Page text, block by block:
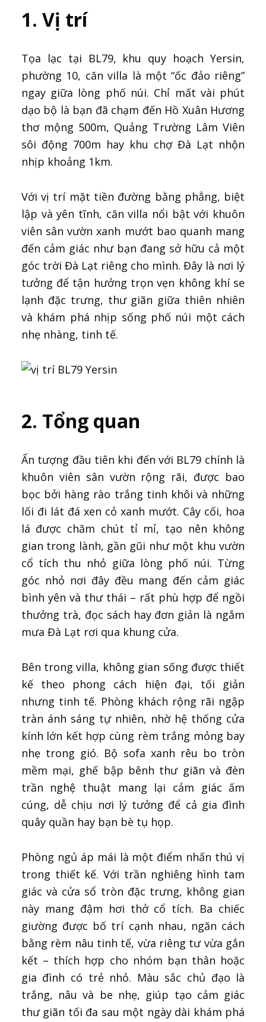
1. Vị trí
Tọa lạc tại BL79, khu quy hoạch Yersin,
phường 10, căn villa là một “ốc đảo riêng”
ngay giữa lòng phố núi. Chỉ mất vài phút
dạo bộ là bạn đã chạm đến Hồ Xuân Hương
thơ mộng 500m, Quảng Trường Lâm Viên
sôi động 700m hay khu chợ Đà Lạt nhộn
nhịp khoảng 1km.
Với vị trí mặt tiền đường bằng phẳng, biệt
lập và yên tĩnh, căn villa nổi bật với khuôn
viên sân vườn xanh mướt bao quanh mang
đến cảm giác như bạn đang sở hữu cả một
góc trời Đà Lạt riêng cho mình. Đây là nơi lý
tưởng để tận hưởng trọn vẹn không khí se
lạnh đặc trưng, thư giãn giữa thiên nhiên
và khám phá nhịp sống phố núi một cách
nhẹ nhàng, tinh tế.
2. Tổng quan
Ấn tượng đầu tiên khi đến với BL79 chính là
khuôn viên sân vườn rộng rãi, được bao
bọc bởi hàng rào trắng tinh khôi và những
lối đi lát đá xen cỏ xanh mướt. Cây cối, hoa
lá được chăm chút tỉ mỉ, tạo nên không
gian trong lành, gần gũi như một khu vườn
cổ tích thu nhỏ giữa lòng phố núi. Từng
góc nhỏ nơi đây đều mang đến cảm giác
bình yên và thư thái – rất phù hợp để ngồi
thưởng trà, đọc sách hay đơn giản là ngắm
mưa Đà Lạt rơi qua khung cửa.
Bên trong villa, không gian sống được thiết
kế theo phong cách hiện đại, tối giản
nhưng tinh tế. Phòng khách rộng rãi ngập
tràn ánh sáng tự nhiên, nhờ hệ thống cửa
kính lớn kết hợp cùng rèm trắng mỏng bay
nhẹ trong gió. Bộ sofa xanh rêu bo tròn
mềm mại, ghế bập bênh thư giãn và đèn
trần nghệ thuật mang lại cảm giác ấm
cúng, dễ chịu nơi lý tưởng để cả gia đình
quây quần hay bạn bè tụ họp.
Phòng ngủ áp mái là một điểm nhấn thú vị
trong thiết kế. Với trần nghiêng hình tam
giác và cửa sổ tròn đặc trưng, không gian
này mang đậm hơi thở cổ tích. Ba chiếc
giường được bố trí cạnh nhau, ngăn cách
bằng rèm nâu tinh tế, vừa riêng tư vừa gắn
kết – thích hợp cho nhóm bạn thân hoặc
gia đình có trẻ nhỏ. Màu sắc chủ đạo là
trắng, nâu và be nhẹ, giúp tạo cảm giác
thư giãn tối đa sau một ngày dài khám phá